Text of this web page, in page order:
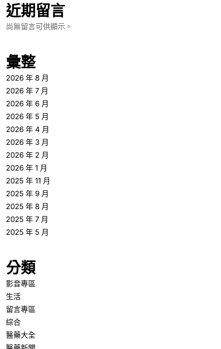
近期留言
尚無留言可供顯示。
彙整
2026 年 8 月
2026 年 7 月
2026 年 6 月
2026 年 5 月
2026 年 4 月
2026 年 3 月
2026 年 2 月
2026 年 1 月
2025 年 11 月
2025 年 9 月
2025 年 8 月
2025 年 7 月
2025 年 5 月
分類
影音專區
生活
留言專區
綜合
醫藥大全